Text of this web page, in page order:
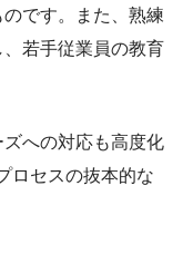
です。また、熟練
若手従業員の教育
への対応も高度化
ロセスの抜本的な